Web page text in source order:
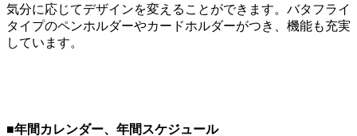
気分に応じてデザインを変えることができます。バタフライ
タイプのペンホルダーやカードホルダーがつき、機能も充実
しています。
■年間カレンダー、年間スケジュール